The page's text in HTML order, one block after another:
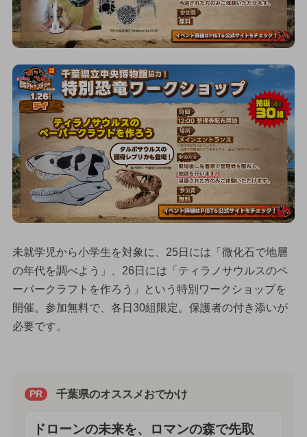
未就学児から小学生を対象に、25日には「微化石で地層
の年代を調べよう」、26日には「ティラノサウルスのペ
ーパークラフトを作ろう」という特別ワークショップを
開催。参加無料で、各日30組限定。保護者の付き添いが
必要です。
PR 千葉県のオススメおでかけ
ドローンの未来を、ロマンの森で先取